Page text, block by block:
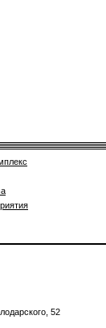
52